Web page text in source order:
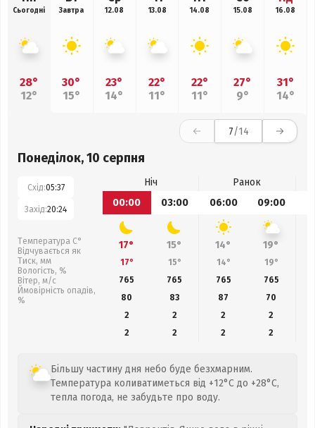
Сьогодні
28°
12°
Завтра
30°
15°
12.08
23°
14°
13.08
22°
11°
14.08
22°
11°
15.08
27°
9°
16.08
31°
14°
7/14
Понеділок, 10 серпня
Схід:05:37
Захід:20:24
Температура С°
Відчувається як
Тиск, мм
Вологість, %
Вітер, м/с
Ймовірність опадів,
%
Ніч
Ранок
00:00
03:00 06:00 09:00
17° 15° 14° 19°
17° 15° 14° 19°
765
765 765 765
80
83 87 70
2
2 2
2
2
2 2 2
Більшу частину дня небо буде безхмарним.
Температура коливатиметься від +12°C до +28°C,
тепла погода, не забудьте про воду.